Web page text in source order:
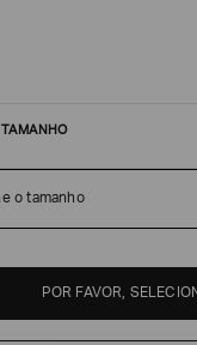
o tamanho
POR FAVOR,